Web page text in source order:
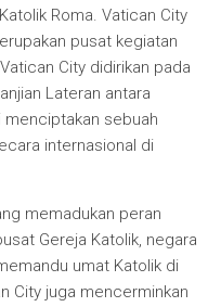
Roma. Vatican City
pusat kegiatan
City didirikan pada
Lateran antara
menciptakan sebuah
internasional di
memadukan peran
Gereja Katolik, negara
umat Katolik di
City juga mencerminkan